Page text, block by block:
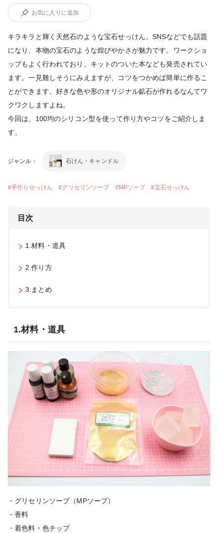
お気に入りに追加
キラキラと輝く天然石のような宝石せっけん。SNSなどでも話題
になり、本物の宝石のような煌びやかさが魅力です。ワークショ
ップもよく行われており、キットのついた本なども発売されてい
ます。一見難しそうにみえますが、コツをつかめば簡単に作るこ
とができます。好きな色や形のオリジナル鉱石が作れるなんてワ
クワクしますよね。
今回は、100均のシリコン型を使って作り方やコツをご紹介しま
す。
ジャンル： 石けん・キャンドル
#手作りせっけん #グリセリンソープ #MPソープ #宝石せっけん
目次
1.材料・道具
2.作り方
3.まとめ
1.材料・道具
・グリセリンソープ（MPソープ）
・香料
・着色料・色チップ